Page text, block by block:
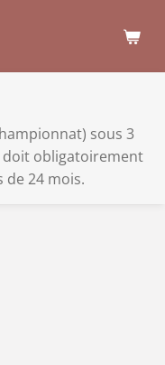
sous 3
doit obligatoirement
de 24 mois.